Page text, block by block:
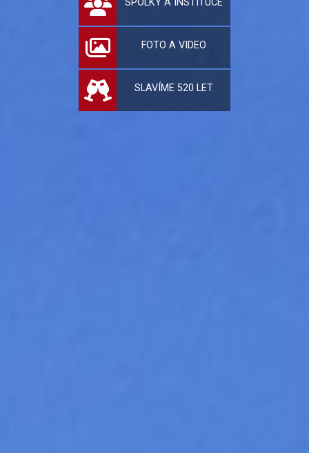
SPOLKY A INSTITUCE
FOTO A VIDEO
SLAVÍME 520 LET